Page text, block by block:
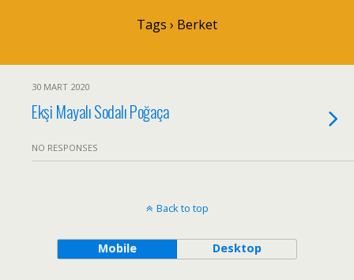
Tags › Berket
30 MART 2020
Ekşi Mayalı Sodalı Poğaça
NO RESPONSES
Back to top
Mobile Desktop